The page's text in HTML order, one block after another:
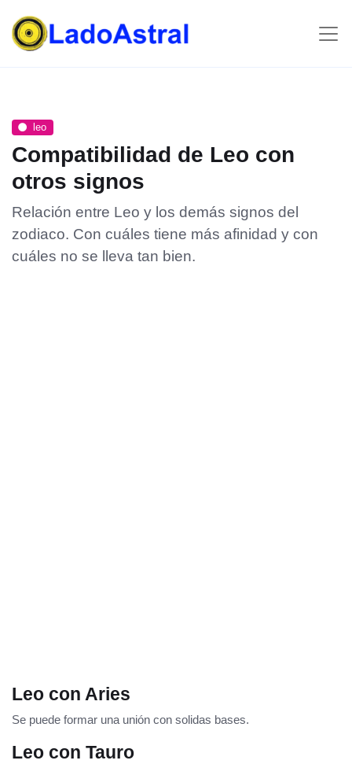
leo
Compatibilidad de Leo con
otros signos
Relación entre Leo y los demás signos del
zodiaco. Con cuáles tiene más afinidad y con
cuáles no se lleva tan bien.
Leo con Aries
Se puede formar una unión con solidas bases.
Leo con Tauro